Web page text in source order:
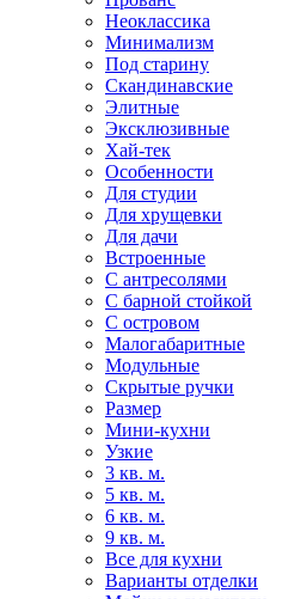
Неоклассика
Минимализм
Под старину
Скандинавские
Элитные
Эксклюзивные
Хай-тек
Особенности
Для студии
Для хрущевки
Для дачи
Встроенные
С антресолями
С барной стойкой
С островом
Малогабаритные
Модульные
Скрытые ручки
Размер
Мини-кухни
Узкие
3 кв. м.
5 кв. м.
6 кв. м.
9 кв. м.
Все для кухни
Варианты отделки